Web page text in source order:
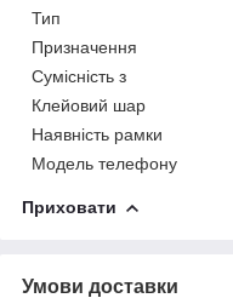
Тип
Призначення
Сумісність з
Клейовий шар
Наявність рамки
Модель телефону
Приховати
Умови доставки